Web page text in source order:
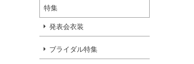
特集
発表会衣装
ブライダル特集